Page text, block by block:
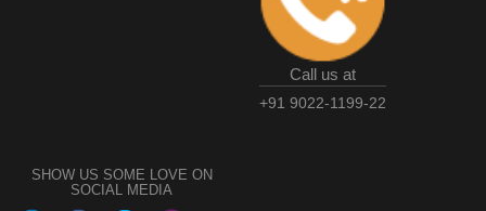
Call us at
+91 9022-1199-22
SHOW US SOME LOVE ON
SOCIAL MEDIA